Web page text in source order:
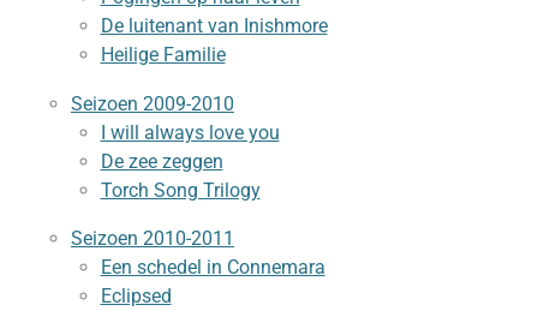
De luitenant van Inishmore
Heilige Familie
Seizoen 2009-2010
I will always love you
De zee zeggen
Torch Song Trilogy
Seizoen 2010-2011
Een schedel in Connemara
Eclipsed